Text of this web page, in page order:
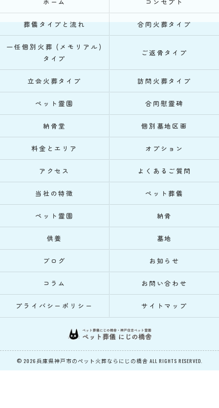
葬儀タイプと流れ 合同火葬タイプ
一任個別火葬 (メモリアル)
タイプ
ご返骨タイプ
立会火葬タイプ 訪問火葬タイプ
ペット霊園 合同慰霊碑
納骨堂 個別墓地区画
料金とエリア オプション
アクセス よくあるご質問
当社の特徴 ペット葬儀
ペット霊園 納骨
供養 墓地
ブログ お知らせ
コラム お問い合わせ
プライバシーポリシー サイトマップ
© 2026 兵庫県神戸市のペット火葬ならにじの橋舎 ALL RIGHTS RESERVED.